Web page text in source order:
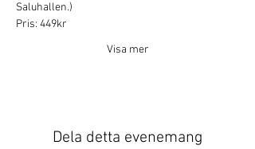
Saluhallen.)
Pris: 449kr
Visa mer
Dela detta evenemang